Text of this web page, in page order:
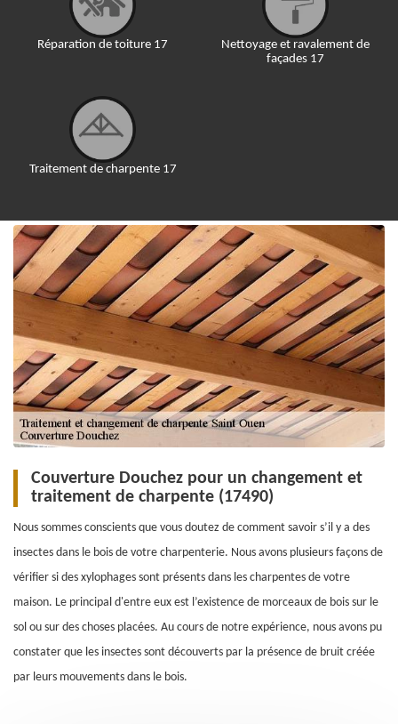
Réparation de toiture 17
Traitement de charpente 17
Nettoyage et ravalement de
façades 17
Couverture Douchez pour un changement et
traitement de charpente (17490)
Nous sommes conscients que vous doutez de comment savoir s’il y a des
insectes dans le bois de votre charpenterie. Nous avons plusieurs façons de
vérifier si des xylophages sont présents dans les charpentes de votre
maison. Le principal d'entre eux est l’existence de morceaux de bois sur le
sol ou sur des choses placées. Au cours de notre expérience, nous avons pu
constater que les insectes sont découverts par la présence de bruit créée
par leurs mouvements dans le bois.